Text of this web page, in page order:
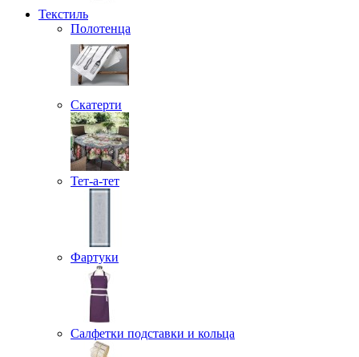
Текстиль
Полотенца
Скатерти
Тет-а-тет
Фартуки
Салфетки подставки и кольца